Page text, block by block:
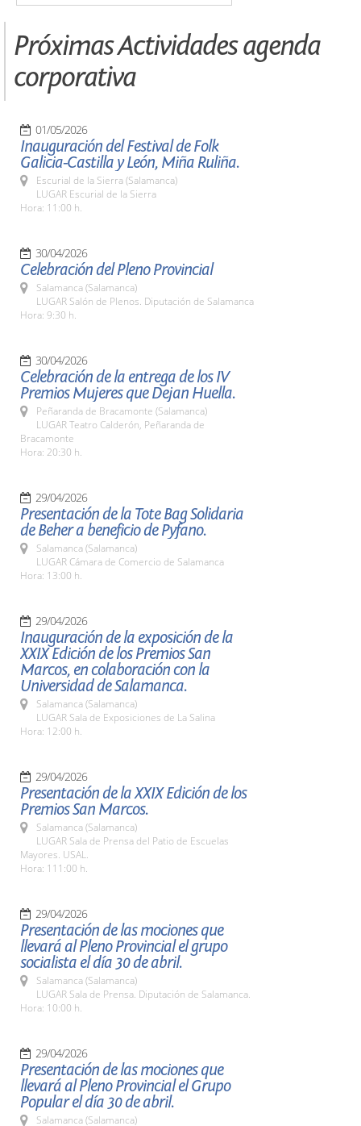
Próximas Actividades agenda
corporativa
01/05/2026
Inauguración del Festival de Folk
Galicia-Castilla y León, Miña Ruliña.
Escurial de la Sierra (Salamanca)
LUGAR Escurial de la Sierra
Hora: 11:00 h.
30/04/2026
Celebración del Pleno Provincial
Salamanca (Salamanca)
LUGAR Salón de Plenos. Diputación de Salamanca
Hora: 9:30 h.
30/04/2026
Celebración de la entrega de los IV
Premios Mujeres que Dejan Huella.
Peñaranda de Bracamonte (Salamanca)
LUGAR Teatro Calderón, Peñaranda de
Bracamonte
Hora: 20:30 h.
29/04/2026
Presentación de la Tote Bag Solidaria
de Beher a beneficio de Pyfano.
Salamanca (Salamanca)
LUGAR Cámara de Comercio de Salamanca
Hora: 13:00 h.
29/04/2026
Inauguración de la exposición de la
XXIX Edición de los Premios San
Marcos, en colaboración con la
Universidad de Salamanca.
Salamanca (Salamanca)
LUGAR Sala de Exposiciones de La Salina
Hora: 12:00 h.
29/04/2026
Presentación de la XXIX Edición de los
Premios San Marcos.
Salamanca (Salamanca)
LUGAR Sala de Prensa del Patio de Escuelas
Mayores. USAL.
Hora: 111:00 h.
29/04/2026
Presentación de las mociones que
llevará al Pleno Provincial el grupo
socialista el día 30 de abril.
Salamanca (Salamanca)
LUGAR Sala de Prensa. Diputación de Salamanca.
Hora: 10:00 h.
29/04/2026
Presentación de las mociones que
llevará al Pleno Provincial el Grupo
Popular el día 30 de abril.
Salamanca (Salamanca)